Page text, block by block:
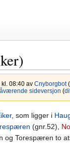
08:40 av Cnyborgbot (
sideversjon (
, som ligger i
(gnr.52),
og Torespæren to